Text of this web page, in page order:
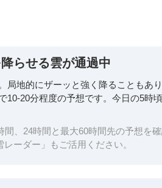
らせる雲が通過中
局地的にザーッと強く降ることもあ
10-20分程度の予想です。今日の5時
、24時間と最大60時間先の予想を確
ーダー」もご活用ください。